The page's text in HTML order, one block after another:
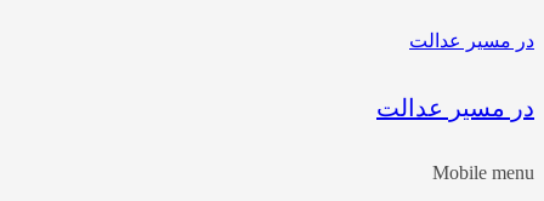
مسیر عدالت
مسیر عدالت
Mobile